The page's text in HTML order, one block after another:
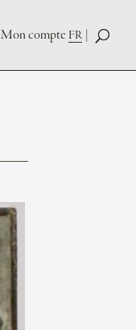
Mon compte FR